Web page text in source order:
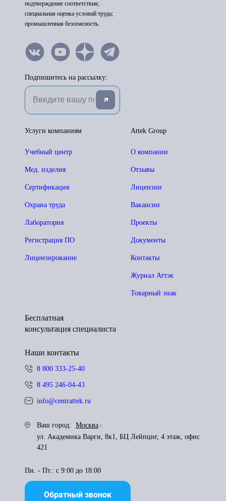
подтверждение соответствия;
специальная оценка условий труда;
промышленная безопасность.
Подпишитесь на рассылку:
Attek Group
О компании
Отзывы
Лицензии
Вакансии
Проекты
Документы
Контакты
Журнал Аттэк
Товарный знак
Услуги компаниям
Учебный центр
Мед. изделия
Сертификация
Охрана труда
Лаборатория
Регистрация ПО
Лицензирование
Бесплатная
консультация специалиста
Наши контакты
8 800 333-25-40
8 495 246-04-43
info@centrattek.ru
Ваш город:
Москва
ул. Академика Варги, 8к1, БЦ Лейпциг, 4 этаж, офис
421
Пн. - Пт.: с 9:00 до 18:00
Обратный звонок